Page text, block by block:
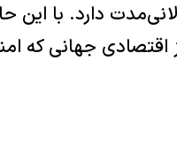
دارد. با
جهانی که